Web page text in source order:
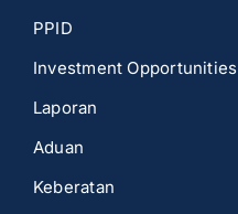
PPID
Investment Opportunities
Laporan
Aduan
Keberatan